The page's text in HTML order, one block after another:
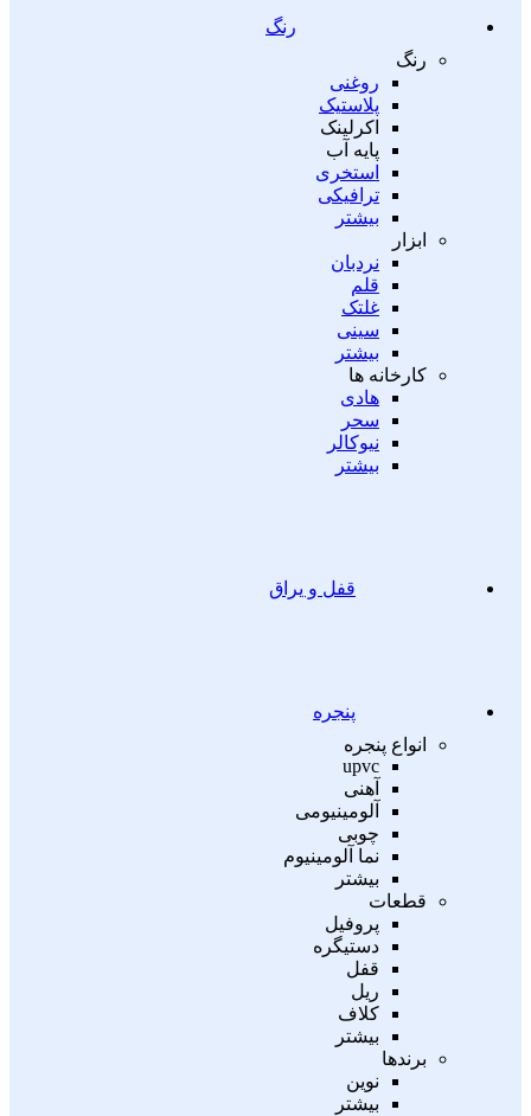
رنگ
رنگ
روغنی
پلاستیک
اکرلینک
پایه آب
استخری
ترافیکی
بیشتر
ابزار
نردبان
قلم
غلتک
سینی
بیشتر
کارخانه ها
هادی
سحر
نیوکالر
بیشتر
قفل و یراق
پنجره
انواع پنجره
upvc
آهنی
آلومینیومی
چوبی
نما آلومینیوم
بیشتر
قطعات
پروفیل
دستیگره
قفل
ریل
کلاف
بیشتر
برندها
نوین
بیشتر